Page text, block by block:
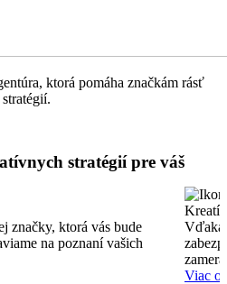
ktorá pomáha značkám rásť
stratégií pre váš
značky, ktorá vás bude
na poznaní vašich
Vďaka
Viac o